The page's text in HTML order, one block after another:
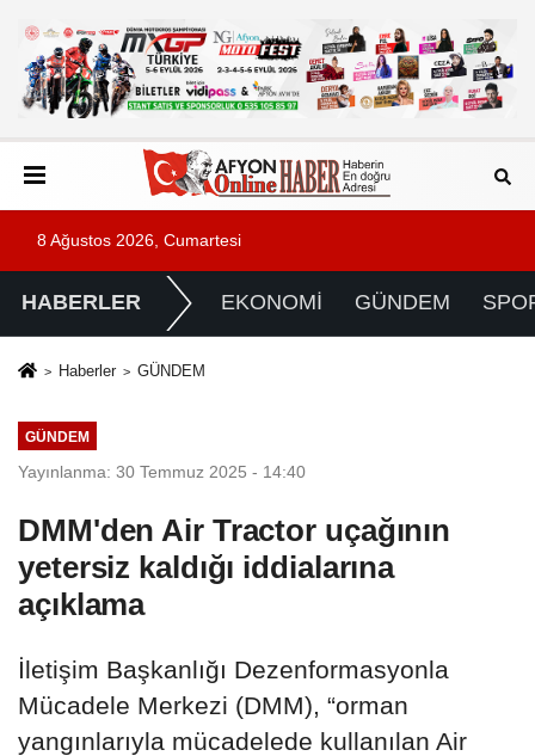
8 Ağustos 2026, Cumartesi
HABERLER EKONOMİ GÜNDEM
Haberler GÜNDEM
GÜNDEM
Yayınlanma: 30 Temmuz 2025 - 14:40
DMM'den Air Tractor uçağının
yetersiz kaldığı iddialarına
açıklama
İletişim Başkanlığı Dezenformasyonla
Mücadele Merkezi (DMM), “orman
yangınlarıyla mücadelede kullanılan Air